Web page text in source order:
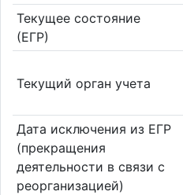
Текущее состояние
(ЕГР)
Текущий орган учета
Дата исключения из ЕГР
(прекращения
деятельности в связи с
реорганизацией)